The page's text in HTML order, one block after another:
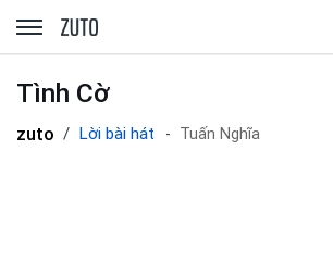
zuto.vn
Tình Cờ
zuto Lời bài hát Tuấn Nghĩa